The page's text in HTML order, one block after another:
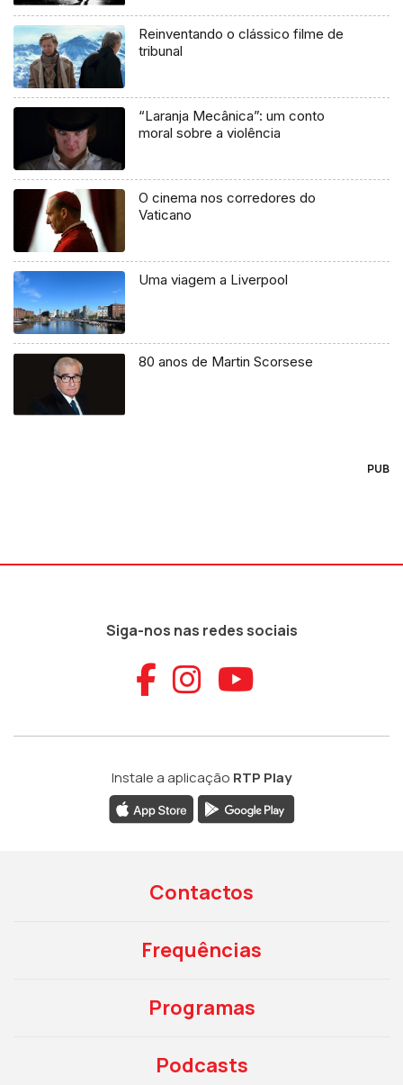
Reinventando o clássico filme de
tribunal
“Laranja Mecânica”: um conto
moral sobre a violência
O cinema nos corredores do
Vaticano
Uma viagem a Liverpool
80 anos de Martin Scorsese
PUB
Siga-nos nas redes sociais
Aceder ao
Aceder ao
Aceder
Instale a aplicação RTP Play
Contactos
Frequências
Programas
Podcasts